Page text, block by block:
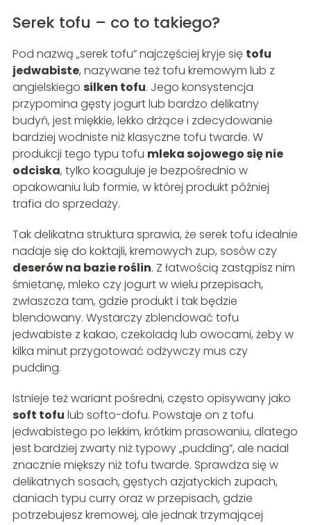
Serek tofu – co to takiego?
Pod nazwą „serek tofu” najczęściej kryje się tofu
jedwabiste, nazywane też tofu kremowym lub z
angielskiego silken tofu. Jego konsystencja
przypomina gęsty jogurt lub bardzo delikatny
budyń, jest miękkie, lekko drżące i zdecydowanie
bardziej wodniste niż klasyczne tofu twarde. W
produkcji tego typu tofu mleka sojowego się nie
odciska, tylko koaguluje je bezpośrednio w
opakowaniu lub formie, w której produkt później
trafia do sprzedaży.
Tak delikatna struktura sprawia, że serek tofu idealnie
nadaje się do koktajli, kremowych zup, sosów czy
deserów na bazie roślin. Z łatwością zastąpisz nim
śmietanę, mleko czy jogurt w wielu przepisach,
zwłaszcza tam, gdzie produkt i tak będzie
blendowany. Wystarczy zblendować tofu
jedwabiste z kakao, czekoladą lub owocami, żeby w
kilka minut przygotować odżywczy mus czy
pudding.
Istnieje też wariant pośredni, często opisywany jako
soft tofu lub softo-dofu. Powstaje on z tofu
jedwabistego po lekkim, krótkim prasowaniu, dlatego
jest bardziej zwarty niż typowy „pudding”, ale nadal
znacznie miększy niż tofu twarde. Sprawdza się w
delikatnych sosach, gęstych azjatyckich zupach,
daniach typu curry oraz w przepisach, gdzie
potrzebujesz kremowej, ale jednak trzymającej